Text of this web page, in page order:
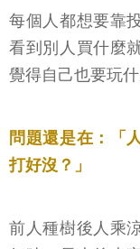
每個人都想要靠
看到別人買什麼
覺得自己也要玩什
問題還是在：「
打好沒？」
前人種樹後人乘